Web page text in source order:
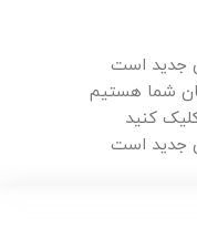
جدید است
شما هستیم
کنید
جدید است